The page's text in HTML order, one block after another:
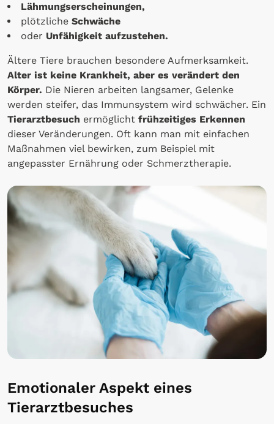
Lähmungserscheinungen,
plötzliche Schwäche
oder Unfähigkeit aufzustehen.
Ältere Tiere brauchen besondere Aufmerksamkeit.
Alter ist keine Krankheit, aber es verändert den
Körper. Die Nieren arbeiten langsamer, Gelenke
werden steifer, das Immunsystem wird schwächer. Ein
Tierarztbesuch ermöglicht frühzeitiges Erkennen
dieser Veränderungen. Oft kann man mit einfachen
Maßnahmen viel bewirken, zum Beispiel mit
angepasster Ernährung oder Schmerztherapie.
Emotionaler Aspekt eines
Tierarztbesuches